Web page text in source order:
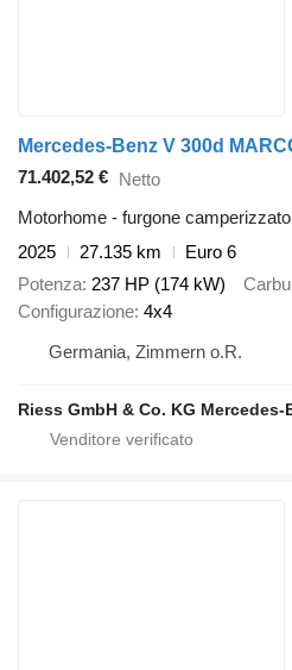
Mercedes-Benz V 300d
71.402,52 € Netto
Motorhome - furgone camperizzato
2025
27.135 km
Euro 6
Potenza 237 HP (174 kW)
Configurazione 4x4
Germania, Zimmern o.R.